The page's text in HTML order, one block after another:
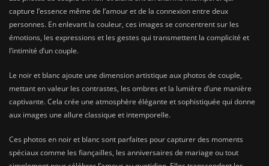
capture l’essence même de l’amour et de la connexion entre deux
personnes. En enlevant la couleur, ces images se concentrent sur les
émotions, les expressions et les gestes qui transmettent la complicité et
l’intimité d’un couple.
Le noir et blanc ajoute une dimension artistique aux photos de couple,
mettant en valeur les contrastes, les ombres et la lumière d’une manière
captivante. Cela crée une atmosphère élégante et sophistiquée qui donne
aux images une allure classique et intemporelle.
Ces photos en noir et blanc sont parfaites pour capturer des moments
spéciaux comme les fiançailles, les anniversaires de mariage ou tout